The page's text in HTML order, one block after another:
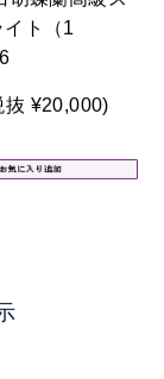
ト（1
抜 ¥20,000)